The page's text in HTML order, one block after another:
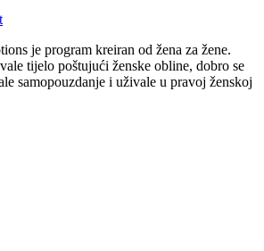
je program kreiran od žena za žene.
tijelo poštujući ženske obline, dobro se
samopouzdanje i uživale u pravoj ženskoj